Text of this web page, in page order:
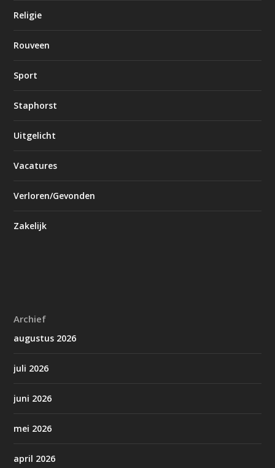
Religie
Rouveen
Sport
Staphorst
Uitgelicht
Vacatures
Verloren/Gevonden
Zakelijk
Archief
augustus 2026
juli 2026
juni 2026
mei 2026
april 2026